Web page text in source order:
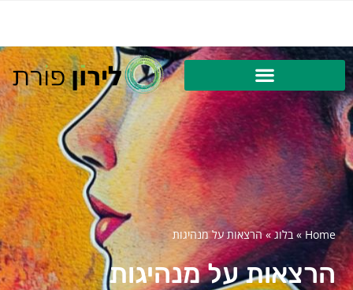
Home
»בלוג»הרצאות על מנהיגות
הרצאות על מנהיגות